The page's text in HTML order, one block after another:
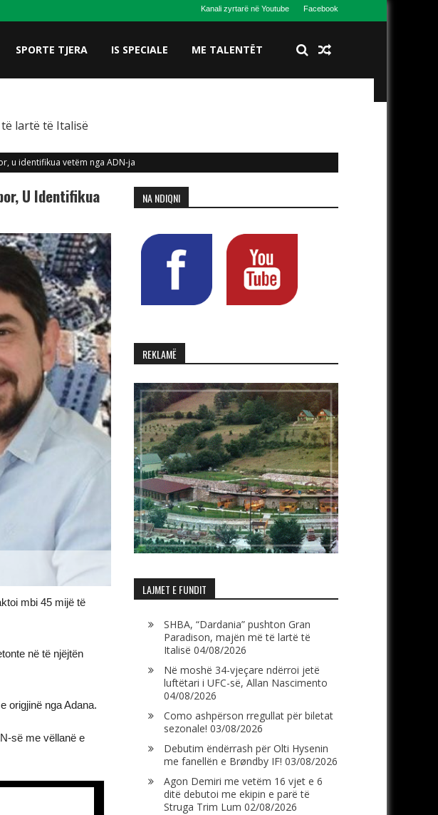
Kanali zyrtarë në Youtube Facebook
SPORTE TJERA IS SPECIALE ME TALENTËT
të lartë të Italisë
u identifikua vetëm nga ADN-ja
U Identifikua
mbi 45 mijë të
në të njëjtën
origjinë nga Adana.
së me vëllanë e
NA NDIQNI
REKLAMË
LAJMET E FUNDIT
SHBA, “Dardania” pushton Gran
Paradison, majën më të lartë të
Italisë 04/08/2026
Në moshë 34-vjeçare ndërroi jetë
luftëtari i UFC-së, Allan Nascimento
04/08/2026
Como ashpërson rregullat për biletat
sezonale! 03/08/2026
Debutim ëndërrash për Olti Hysenin
me fanellën e Brøndby IF! 03/08/2026
Agon Demiri me vetëm 16 vjet e 6
ditë debutoi me ekipin e parë të
Struga Trim Lum 02/08/2026